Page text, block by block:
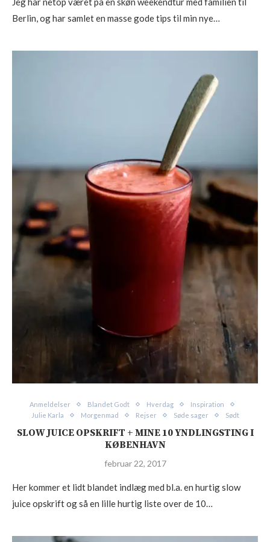
Berlin, og har samlet en masse gode tips til min nye…
Anmeldelser Blandet Godt Hverdag
Inspiration
Julie Karla
Morgenmad Rejser Søde sager Sødt
SLOW JUICE OPSKRIFT + MINE 10 YNDLINGSTING I
KØBENHAVN
februar 22, 2017
Her kommer et lidt blandet indlæg med bl.a. en hurtig slow
juice opskrift og så en lille hurtig liste over de 10…